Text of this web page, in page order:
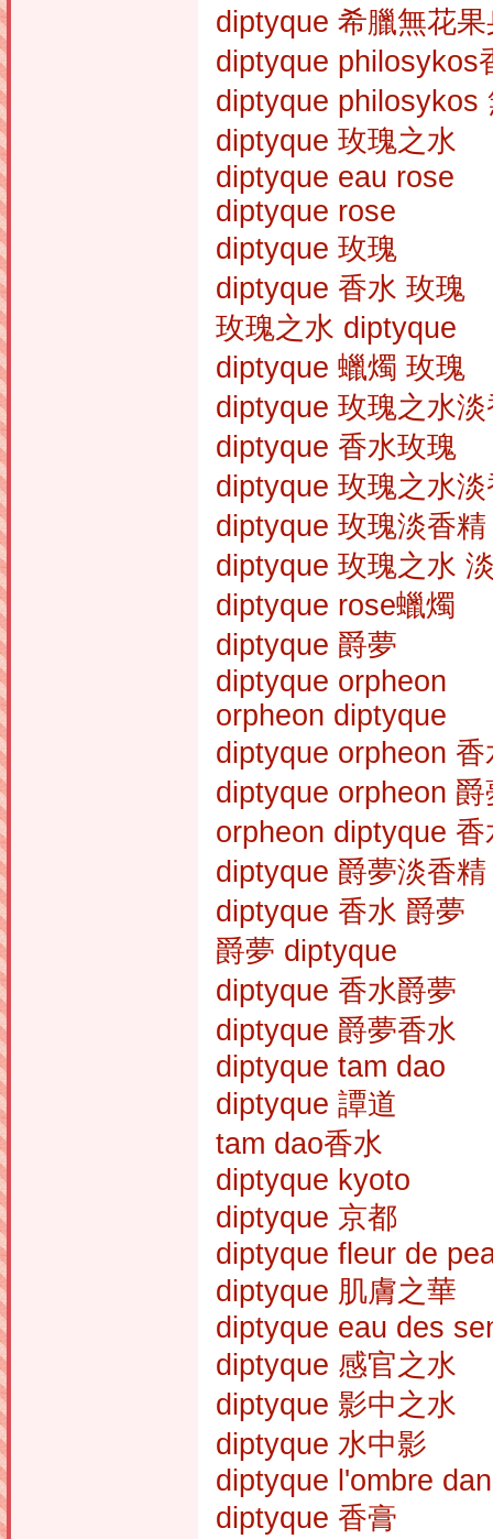
diptyque 希臘無花
diptyque philosykos
diptyque philosykos
diptyque 玫瑰之水
diptyque eau rose
diptyque rose
diptyque 玫瑰
diptyque 香水 玫瑰
玫瑰之水 diptyque
diptyque 蠟燭 玫瑰
diptyque 玫瑰之水
diptyque 香水玫瑰
diptyque 玫瑰之水
diptyque 玫瑰淡香精
diptyque 玫瑰之水
diptyque rose蠟燭
diptyque 爵夢
diptyque orpheon
orpheon diptyque
diptyque orpheon 香
diptyque orpheon 爵
orpheon diptyque 香
diptyque 爵夢淡香精
diptyque 香水 爵夢
爵夢 diptyque
diptyque 香水爵夢
diptyque 爵夢香水
diptyque tam dao
diptyque 譚道
tam dao香水
diptyque kyoto
diptyque 京都
diptyque fleur de
diptyque 肌膚之華
diptyque eau des
diptyque 感官之水
diptyque 影中之水
diptyque 水中影
diptyque l'ombre
diptyque 香膏